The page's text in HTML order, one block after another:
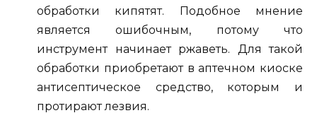
обработки кипятят. Подобное мнение
является ошибочным, потому что
инструмент начинает ржаветь. Для такой
обработки приобретают в аптечном киоске
антисептическое средство, которым и
протирают лезвия.